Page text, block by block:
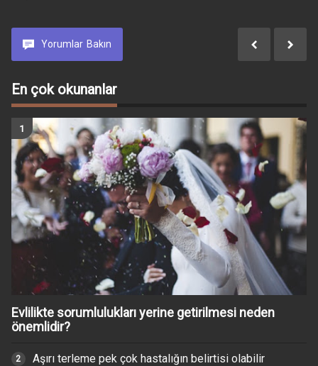
Yorumlar Bakın
En çok okunanlar
Evlilikte sorumlulukları yerine getirilmesi neden
önemlidir?
Aşırı terleme pek çok hastalığın belirtisi olabilir